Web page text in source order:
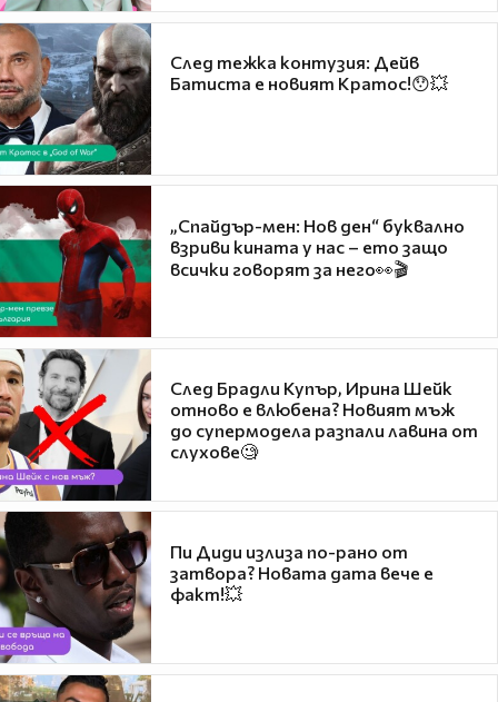
След тежка контузия: Дейв
Батиста е новият Кратос!😯💥
„Спайдър-мен: Нов ден“ буквално
взриви кината у нас – ето защо
всички говорят за него👀🎬
След Брадли Купър, Ирина Шейк
отново е влюбена? Новият мъж
до супермодела разпали лавина от
слухове🧐
Пи Диди излиза по-рано от
затвора? Новата дата вече е
факт!💥